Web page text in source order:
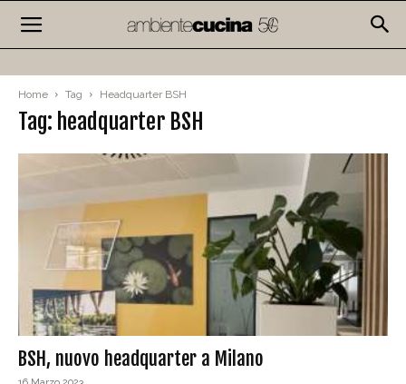
Home Tag Headquarter BSH
Tag: headquarter BSH
BSH, nuovo headquarter a Milano